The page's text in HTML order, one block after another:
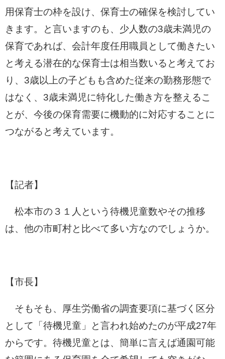
用保育士の枠を設け、保育士の確保を検討してい
きます。と言いますのも、少人数の3歳未満児の
保育であれば、会計年度任用職員として働きたい
と考える潜在的な保育士は相当数いると考えてお
り、3歳以上の子どもも含めた従来の勤務形態で
はなく、3歳未満児に特化した働き方を整えるこ
とが、今後の保育需要に機動的に対応することに
つながると考えています。
【記者】
松本市の３１人という待機児童数やその推移
は、他の市町村と比べて多い方なのでしょうか。
【市長】
そもそも、厚生労働省の調査要項に基づく区分
として「待機児童」と言われ始めたのが平成27年
からです。待機児童とは、簡単に言えば通園可能